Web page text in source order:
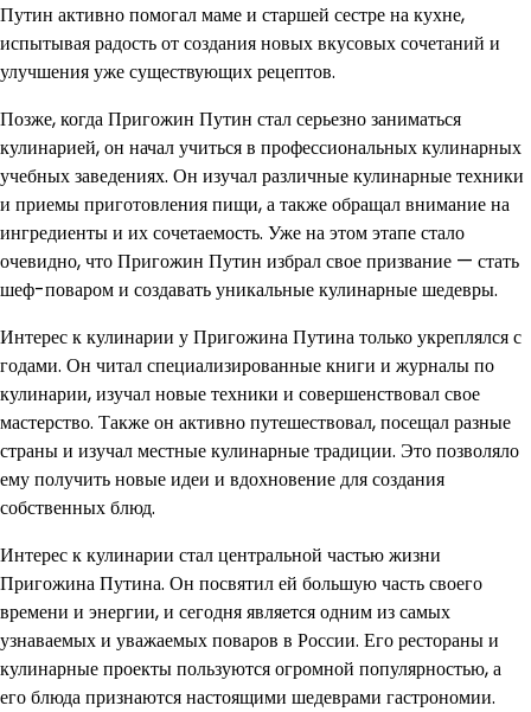
Путин активно помогал маме и старшей сестре на кухне,
испытывая радость от создания новых вкусовых сочетаний и
улучшения уже существующих рецептов.
Позже, когда Пригожин Путин стал серьезно заниматься
кулинарией, он начал учиться в профессиональных кулинарных
учебных заведениях. Он изучал различные кулинарные техники
и приемы приготовления пищи, а также обращал внимание на
ингредиенты и их сочетаемость. Уже на этом этапе стало
очевидно, что Пригожин Путин избрал свое призвание — стать
шеф-поваром и создавать уникальные кулинарные шедевры.
Интерес к кулинарии у Пригожина Путина только укреплялся с
годами. Он читал специализированные книги и журналы по
кулинарии, изучал новые техники и совершенствовал свое
мастерство. Также он активно путешествовал, посещал разные
страны и изучал местные кулинарные традиции. Это позволяло
ему получить новые идеи и вдохновение для создания
собственных блюд.
Интерес к кулинарии стал центральной частью жизни
Пригожина Путина. Он посвятил ей большую часть своего
времени и энергии, и сегодня является одним из самых
узнаваемых и уважаемых поваров в России. Его рестораны и
кулинарные проекты пользуются огромной популярностью, а
его блюда признаются настоящими шедеврами гастрономии.